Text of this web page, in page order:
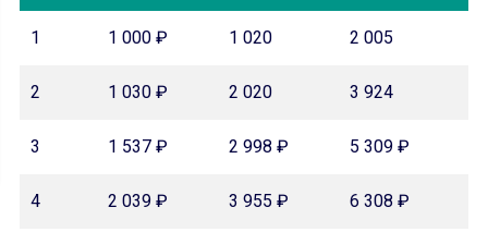
1 1 000 ₽ 1 020 2 005
2 1 030 ₽ 2 020 3 924
3 1 537 ₽ 2 998 ₽ 5 309 ₽
4 2 039 ₽ 3 955 ₽ 6 308 ₽